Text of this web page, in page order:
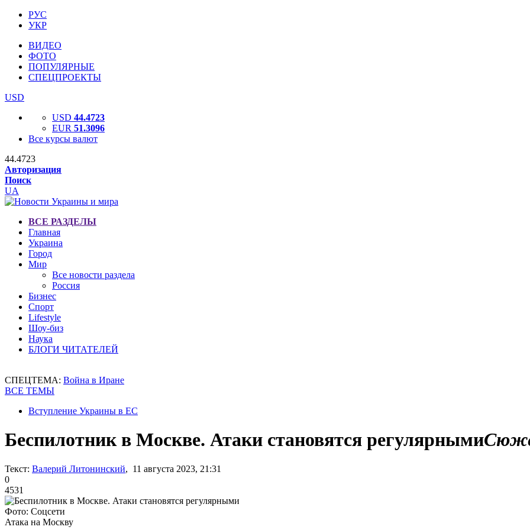
РУС
УКР
ВИДЕО
ФОТО
ПОПУЛЯРНЫЕ
СПЕЦПРОЕКТЫ
USD
USD 44.4723
EUR 51.3096
Все курсы валют
44.4723
Авторизация
Поиск
UA
ВСЕ РАЗДЕЛЫ
Главная
Украина
Город
Мир
Все новости раздела
Россия
Бизнес
Спорт
Lifestyle
Шоу-биз
Наука
БЛОГИ ЧИТАТЕЛЕЙ
СПЕЦТЕМА: Война в Иране
ВСЕ ТЕМЫ
Вступление Украины в ЕС
Беспилотник в Москве. Атаки становятся регулярными
Текст: Валерий Литонинский, 11 августа 2023, 21:31
0
4531
Фото: Соцсети
Атака на Москву